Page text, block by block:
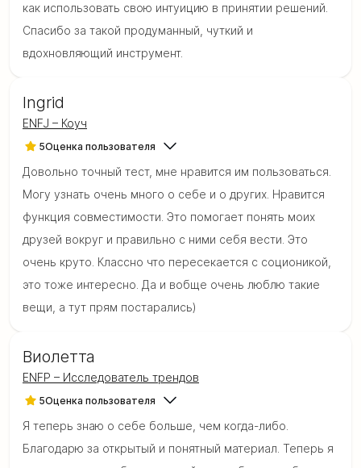
как использовать свою интуицию в принятии решений.
Спасибо за такой продуманный, чуткий и
вдохновляющий инструмент.
Ingrid
ENFJ – Коуч
5Оценка пользователя
Довольно точный тест, мне нравится им пользоваться.
Могу узнать очень много о себе и о других. Нравится
функция совместимости. Это помогает понять моих
друзей вокруг и правильно с ними себя вести. Это
очень круто. Классно что пересекается с соционикой,
это тоже интересно. Да и вобще очень люблю такие
вещи, а тут прям постарались)
Виолетта
ENFP – Исследователь трендов
5Оценка пользователя
Я теперь знаю о себе больше, чем когда-либо.
Благодарю за открытый и понятный материал. Теперь я